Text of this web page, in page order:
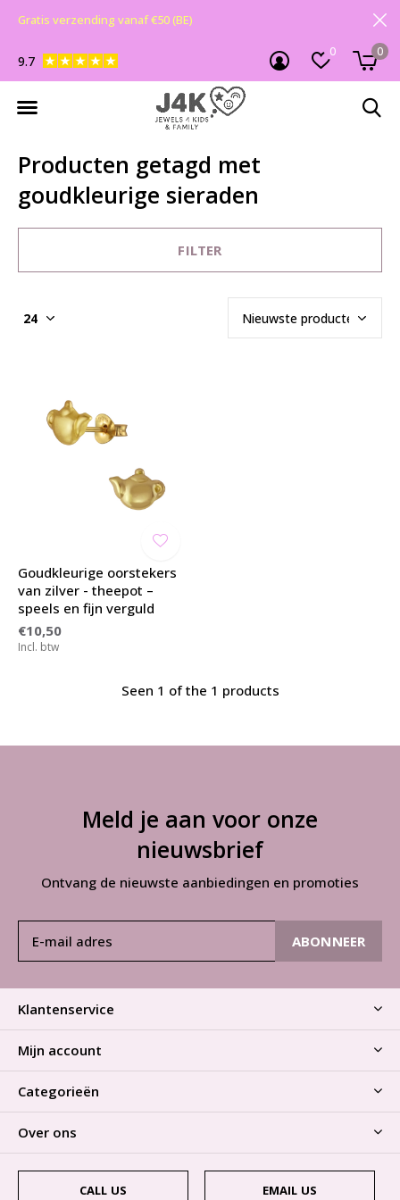
0 0
9.7
Gratis verzending vanaf €50 (BE)
Producten getagd met
goudkleurige sieraden
FILTER
Goudkleurige oorstekers
van zilver - theepot –
speels en fijn verguld
€10,50
Incl. btw
Seen 1 of the 1 products
Meld je aan voor onze
nieuwsbrief
Ontvang de nieuwste aanbiedingen en promoties
ABONNEER
Klantenservice
Mijn account
Categorieën
Over ons
CALL US EMAIL US